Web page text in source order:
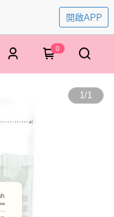
開啟APP
0
1/1